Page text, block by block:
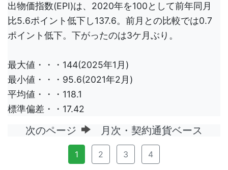
出物価指数(EPI)は、2020年を100として前年同月
比5.6ポイント低下し137.6。前月との比較では0.7
ポイント低下。下がったのは3ケ月ぶり。
最大値・・・144(2025年1月)
最小値・・・95.6(2021年2月)
平均値・・・118.1
標準偏差・・17.42
次のページ 月次・契約通貨ベース
1 2 3 4